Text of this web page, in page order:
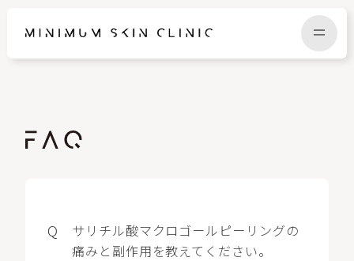
サリチル酸マクロゴールピーリングの
痛みと副作用を教えてください。
CAMPAIGN RECRUIT